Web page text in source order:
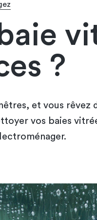
?
et vous rêvez
vos baies